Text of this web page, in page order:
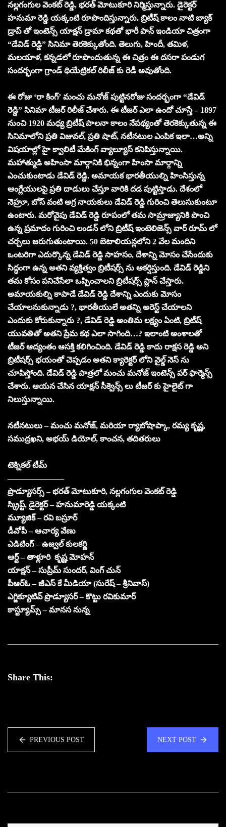
నల్లగంగుల వెంకట్ రెడ్డి, భరత్ మోటుకూరి నిర్మిస్తున్నారు. డైరెక్టర్
హనుమా రెడ్డి యక్కంటి రూపొందిస్తున్నారు. బ్రిటీష్ కాలం నాటి బ్యాక్
డ్రాప్ తో ఇంటెన్స్ యాక్షన్ డ్రామా కథతో భారీ పాన్ ఇండియా చిత్రంగా
“డేవిడ్ రెడ్డి” సినిమా తెరకెక్కుతోంది. తెలుగు, హిందీ, తమిళ,
మలయాళ, కన్నడలో రూపొందుతున్న ఈ చిత్రం ఈ దసరా పండుగ
సందర్భంగా గ్రాండ్ థియేట్రికల్ రిలీజ్ కు రెడీ అవుతోంది.
ఈ రోజు ‘రా కింగ్’ మంచు మనోజ్ పుట్టినరోజు సందర్భంగా “డేవిడ్
రెడ్డి” సినిమా టీజర్ రిలీజ్ చేశారు. ఈ టీజర్ ఎలా ఉందో చూస్తే – 1897
నుంచి 1920 మధ్య బ్రిటీష్ పాలనా కాలం నేపథ్యంతో తెరకెక్కుతున్న ఈ
సినిమాలోని ప్రతి విజువల్, ప్రతి షాట్, నటీనటుల ఎంపిక ఇలా…అన్ని
విషయాల్లో హై క్వాలిటీ మేకింగ్ వ్యాల్యూస్ కనిపిస్తున్నాయి.
మహాత్ముడి అహింసా మార్గానికి భిన్నంగా హింసా మార్గాన్ని
ఎంచుకుంటాడు డేవిడ్ రెడ్డి. అమాయక భారతీయుల్ని హింసిస్తున్న
ఆంగ్లేయులపై ప్రతి దాడులు చేస్తూ వారికి దడ పుట్టిస్తాడు. దేశంలో
నెహ్రూ, బోస్ వంటి అగ్ర నాయకులు డేవిడ్ రెడ్డి గురించి తెలుసుకుంటూ
ఉంటారు. మరోవైపు డేవిడ్ రెడ్డి రూపంలో తమ సామ్రాజ్యానికి పొంచి
ఉన్న ప్రమాదం గురించి లండన్ లోని బ్రిటీష్ ఇంటెలిజెన్స్ వార్ రూమ్ లో
చర్చలు జరుగుతుంటాయి. 50 బెటాలియన్లలోని 2 వేల మందిని
ఒంటరిగా ఎదుర్కొన్న డేవిడ్ రెడ్డి సాహసం, దేశాన్ని మోసం చేసేందుకు
సిద్ధంగా ఉన్న అతని వ్యక్తిత్వం బ్రిటీషర్స్ ను ఆకర్షిస్తుంది. డేవిడ్ రెడ్డిని
తమ కోసం పనిచేసేలా ఒప్పించాలని బ్రిటీషర్స్ ప్లాన్ చేస్తారు.
అమాయకుల్ని కాపాడే డేవిడ్ రెడ్డి దేశాన్ని ఎందుకు మోసం
చేయాలనుకున్నాడు ?, భారతీయులే అతన్ని అరెస్ట్ చేయాలని
ఎందుకు కోరుకున్నారు ?, డేవిడ్ రెడ్డి అంతిమ లక్ష్యం ఏంటి, బ్రిటీష్
యువతితో అతని ప్రేమ కథ ఎలా సాగింది…? ఇలాంటి అంశాలతో
టీజర్ ఆద్యంతం ఆసక్తి కలిగించింది. డేవిడ్ రెడ్డి కాదు రాక్షస రెడ్డి అని
బ్రిటీషర్స్ భయంతో చెప్పడం అతని క్యారెక్టర్ లోని వైల్డ్ నెస్ ను
చూపిస్తోంది. డేవిడ్ రెడ్డి పాత్రలో మంచు మనోజ్ ఇంటెన్స్ పర్ ఫార్మెన్స్
చేశారు. ఆయన చేసిన యాక్షన్ సీక్వెన్స్ లు టీజర్ కు హైలైట్ గా
నిలుస్తున్నాయి.
నటీనటులు – మంచు మనోజ్, మరియా ర్యాబోషాప్కా, రమ్య కృష్ణ,
సముద్రఖని, అభయ్ డియోల్, కాంచన, తదితరులు
టెక్నికల్ టీమ్
———————
ప్రొడ్యూసర్స్ – భరత్ మోటుకూరి, నల్లగంగుల వెంకట్ రెడ్డి
స్క్రిప్ట్, డైరెక్టర్ – హనుమారెడ్డి యక్కంటి
మ్యూజిక్ – రవి బస్రూర్
డీవోపీ – ఆచార్య వేణు
ఎడిటింగ్ – ఉజ్వల్ కులకర్ణి
ఆర్ట్ – తాళ్లూరి కృష్ణ మోహన్
యాక్షన్ – సుప్రీమ్ సుందర్, వింగ్ చున్
పీఆర్ఓ – జీఎస్ కే మీడియా (సురేష్ – శ్రీనివాస్)
ఎగ్జిక్యూటివ్ ప్రొడ్యూసర్ – కొట్టు రవికుమార్
కాస్ట్యూమ్స్ – మానస నున్న
Share This:
PREVIOUS POST NEXT POST